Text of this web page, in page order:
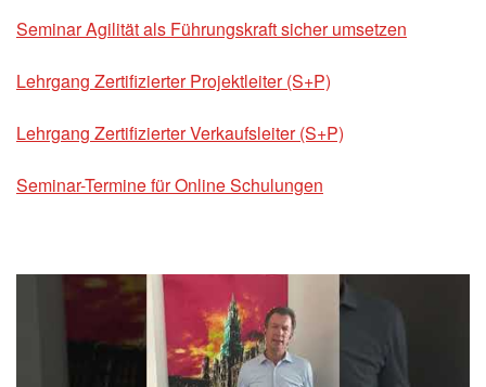
Seminar Agilität als Führungskraft sicher umsetzen
Lehrgang Zertifizierter Projektleiter (S+P)
Lehrgang Zertifizierter Verkaufsleiter (S+P)
Seminar-Termine für Online Schulungen